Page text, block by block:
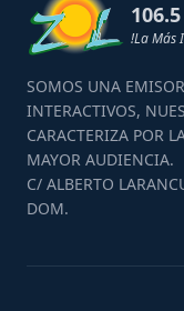
!La Más
SOMOS UNA
INTERACTIVOS,
CARACTERIZA POR
MAYOR AUDIENCIA.
C/ ALBERTO
DOM.